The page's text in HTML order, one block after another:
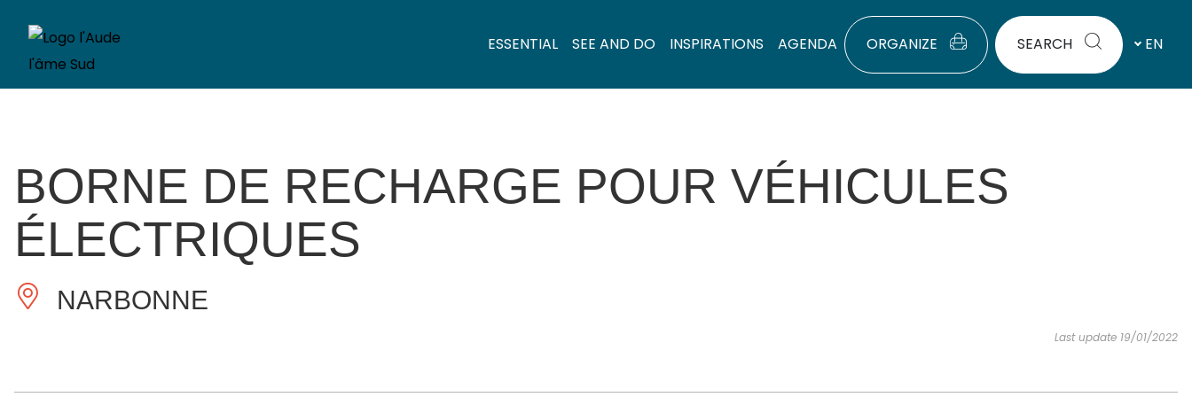
ESSENTIAL SEE AND DO INSPIRATIONS AGENDA ORGANIZE SEARCH EN
BORNE DE RECHARGE POUR VÉHICULES
ÉLECTRIQUES
NARBONNE
Last update 19/01/2022